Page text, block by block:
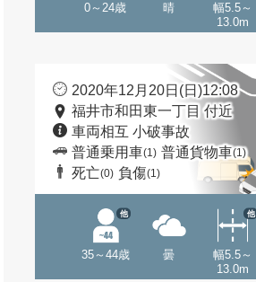
0～24歳 晴
幅5.5～
13.0m
2020年12月20日(日)12:08
福井市和田東一丁目 付近
車両相互 小破事故
普通乗用車(1) 普通貨物車(1)
死亡(0) 負傷(1)
35～44歳
他
曇
幅5.5～
13.0m
他